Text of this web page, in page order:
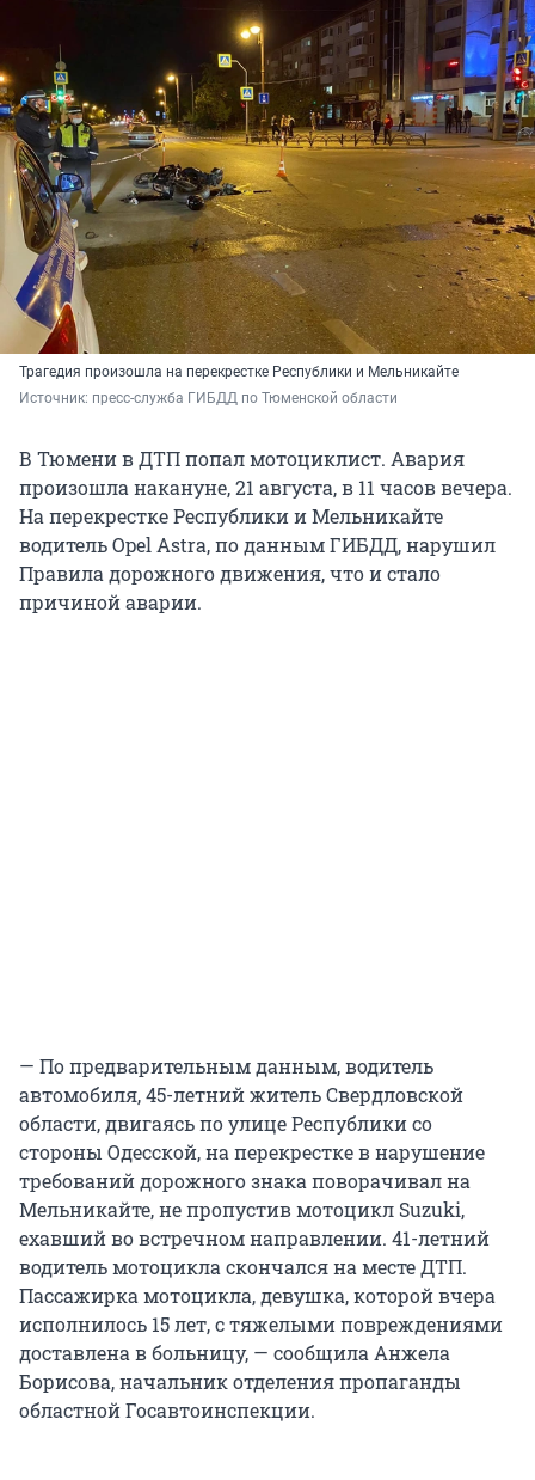
Трагедия произошла на перекрестке Республики и Мельникайте
Источник: пресс-служба ГИБДД по Тюменской области
В Тюмени в ДТП попал мотоциклист. Авария
произошла накануне, 21 августа, в 11 часов вечера.
На перекрестке Республики и Мельникайте
водитель Opel Astra, по данным ГИБДД, нарушил
Правила дорожного движения, что и стало
причиной аварии.
— По предварительным данным, водитель
автомобиля, 45-летний житель Свердловской
области, двигаясь по улице Республики со
стороны Одесской, на перекрестке в нарушение
требований дорожного знака поворачивал на
Мельникайте, не пропустив мотоцикл Suzuki,
ехавший во встречном направлении. 41-летний
водитель мотоцикла скончался на месте ДТП.
Пассажирка мотоцикла, девушка, которой вчера
исполнилось 15 лет, с тяжелыми повреждениями
доставлена в больницу, — сообщила Анжела
Борисова, начальник отделения пропаганды
областной Госавтоинспекции.